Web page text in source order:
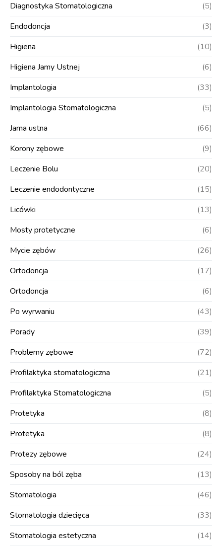
Diagnostyka Stomatologiczna
(5)
Endodoncja
(3)
Higiena
(10)
Higiena Jamy Ustnej
(6)
Implantologia
(33)
Implantologia Stomatologiczna
(5)
Jama ustna
(66)
Korony zębowe
(9)
Leczenie Bolu
(20)
Leczenie endodontyczne
(15)
Licówki
(13)
Mosty protetyczne
(6)
Mycie zębów
(26)
Ortodoncja
(17)
Ortodoncja
(6)
Po wyrwaniu
(43)
Porady
(39)
Problemy zębowe
(72)
Profilaktyka stomatologiczna
(21)
Profilaktyka Stomatologiczna
(5)
Protetyka
(8)
Protetyka
(8)
Protezy zębowe
(24)
Sposoby na ból zęba
(13)
Stomatologia
(46)
Stomatologia dziecięca
(33)
Stomatologia estetyczna
(14)